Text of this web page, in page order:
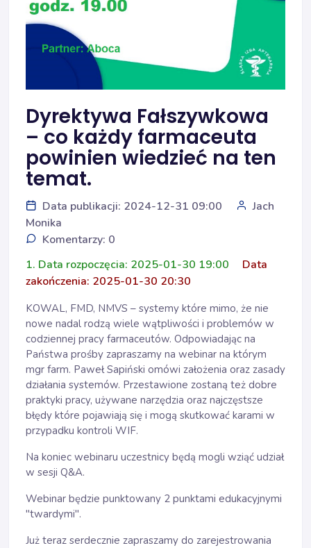
Dyrektywa Fałszywkowa
– co każdy farmaceuta
powinien wiedzieć na ten
temat.
Data publikacji: 2024-12-31 09:00
Jach
Monika
Komentarzy: 0
1. Data rozpoczęcia: 2025-01-30 19:00
Data
zakończenia: 2025-01-30 20:30
KOWAL, FMD, NMVS – systemy które mimo, że nie
nowe nadal rodzą wiele wątpliwości i problemów w
codziennej pracy farmaceutów. Odpowiadając na
Państwa prośby zapraszamy na webinar na którym
mgr farm. Paweł Sapiński omówi założenia oraz zasady
działania systemów. Przestawione zostaną też dobre
praktyki pracy, używane narzędzia oraz najczęstsze
błędy które pojawiają się i mogą skutkować karami w
przypadku kontroli WIF.
Na koniec webinaru uczestnicy będą mogli wziąć udział
w sesji Q&A.
Webinar będzie punktowany 2 punktami edukacyjnymi
"twardymi".
Już teraz serdecznie zapraszamy do zarejestrowania